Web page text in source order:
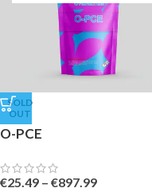
SOLD
OUT
O-PCE
€25.49 – €897.99